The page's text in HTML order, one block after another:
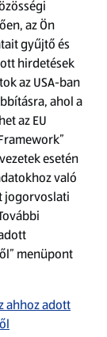
az Ön
gyűjtő és
hirdetések
az USA-ban
ahol a
az EU
esetén
való
jogorvoslati
menüpont
ahhoz adott